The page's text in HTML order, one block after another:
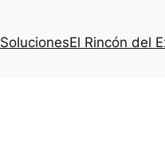
SolucionesEl Rincón del